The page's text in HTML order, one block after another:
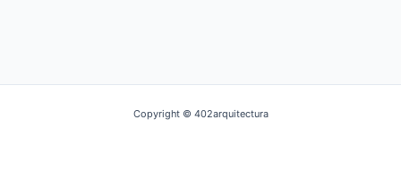
Copyright © 402arquitectura